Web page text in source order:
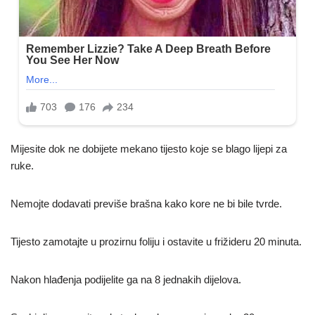
Mijesite dok ne dobijete mekano tijesto koje se blago lijepi za
ruke.
Nemojte dodavati previše brašna kako kore ne bi bile tvrde.
Tijesto zamotajte u prozirnu foliju i ostavite u frižideru 20 minuta.
Nakon hlađenja podijelite ga na 8 jednakih dijelova.